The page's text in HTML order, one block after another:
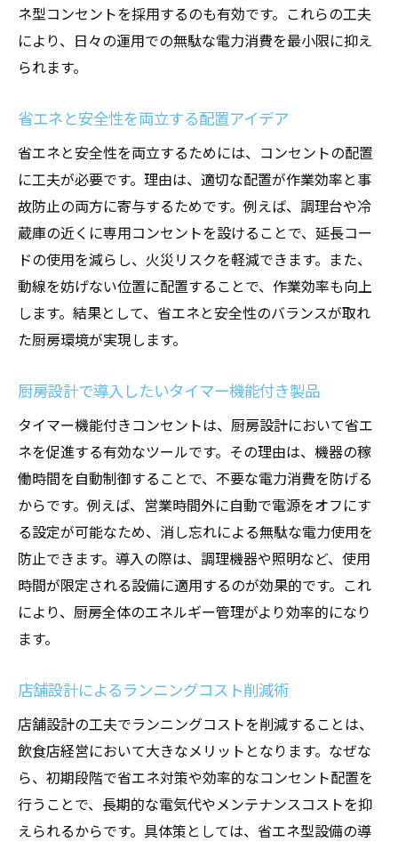
ネ型コンセントを採用するのも有効です。これらの工夫
により、日々の運用での無駄な電力消費を最小限に抑え
られます。
省エネと安全性を両立する配置アイデア
省エネと安全性を両立するためには、コンセントの配置
に工夫が必要です。理由は、適切な配置が作業効率と事
故防止の両方に寄与するためです。例えば、調理台や冷
蔵庫の近くに専用コンセントを設けることで、延長コー
ドの使用を減らし、火災リスクを軽減できます。また、
動線を妨げない位置に配置することで、作業効率も向上
します。結果として、省エネと安全性のバランスが取れ
た厨房環境が実現します。
厨房設計で導入したいタイマー機能付き製品
タイマー機能付きコンセントは、厨房設計において省エ
ネを促進する有効なツールです。その理由は、機器の稼
働時間を自動制御することで、不要な電力消費を防げる
からです。例えば、営業時間外に自動で電源をオフにす
る設定が可能なため、消し忘れによる無駄な電力使用を
防止できます。導入の際は、調理機器や照明など、使用
時間が限定される設備に適用するのが効果的です。これ
により、厨房全体のエネルギー管理がより効率的になり
ます。
店舗設計によるランニングコスト削減術
店舗設計の工夫でランニングコストを削減することは、
飲食店経営において大きなメリットとなります。なぜな
ら、初期段階で省エネ対策や効率的なコンセント配置を
行うことで、長期的な電気代やメンテナンスコストを抑
えられるからです。具体策としては、省エネ型設備の導